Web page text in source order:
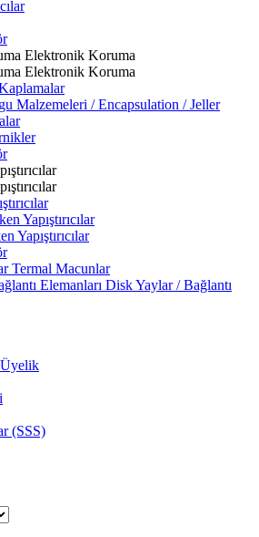
Elektronik Koruma
Elektronik Koruma
Malzemeleri / Encapsulation / Jeller
Yapıştırıcılar
Yapıştırıcılar
Termal Macunlar
Disk Yaylar / Bağlantı
(SSS)